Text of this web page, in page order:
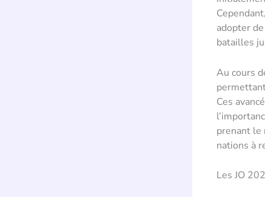
adopter
batailles
Au cours
Ces
prenant le
nations à
Les JO